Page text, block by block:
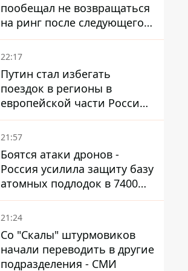
пообещал не возвращаться
на ринг после следующего
боя
22:17
Путин стал избегать
поездок в регионы в
европейской части России,
куда регулярно долетают
дроны
21:57
Боятся атаки дронов -
Россия усилила защиту базу
атомных подлодок в 7400
км от Украины
21:24
Со "Скалы" штурмовиков
начали переводить в другие
подразделения - СМИ